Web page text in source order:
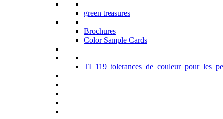
green treasures
Brochures
Color Sample Cards